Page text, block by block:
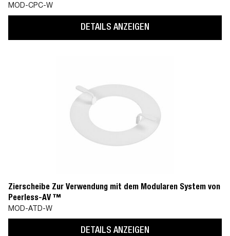
MOD-CPC-W
DETAILS ANZEIGEN
Zierscheibe Zur Verwendung mit dem Modularen System von
Peerless-AV ™
MOD-ATD-W
DETAILS ANZEIGEN